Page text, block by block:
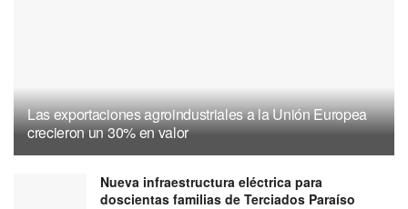
Las exportaciones agroindustriales a la Unión Europea
crecieron un 30% en valor
Nueva infraestructura eléctrica para
doscientas familias de Terciados Paraíso